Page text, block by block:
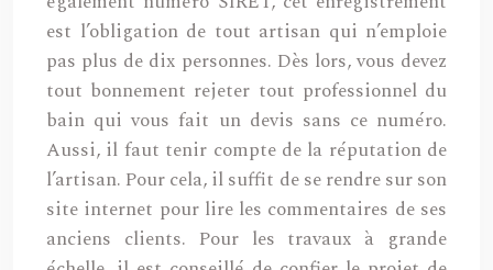
est l’obligation de tout artisan qui n’emploie
pas plus de dix personnes. Dès lors, vous devez
tout bonnement rejeter tout professionnel du
bain qui vous fait un devis sans ce numéro.
Aussi, il faut tenir compte de la réputation de
l’artisan. Pour cela, il suffit de se rendre sur son
site internet pour lire les commentaires de ses
anciens clients. Pour les travaux à grande